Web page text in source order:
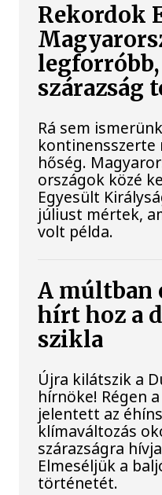
Rekordok
szárazság
Rá sem
hőség.
országok közé
Egyesült
júliust mértek,
volt példa.
A múltban
hírt hoz a
szikla
Újra kilátszik a
hírnöke! Régen
jelentett az
klímaváltozás
szárazságra
Elmeséljük a
történetét.